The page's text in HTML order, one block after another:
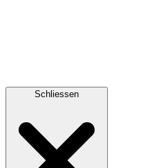
Schliessen